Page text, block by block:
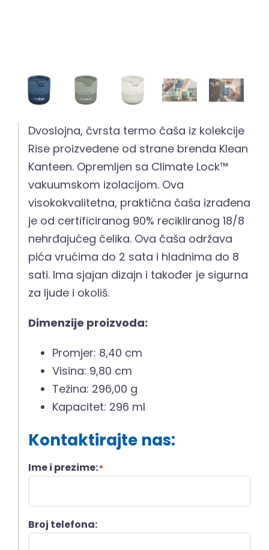
Dvoslojna, čvrsta termo čaša iz kolekcije
Rise proizvedene od strane brenda Klean
Kanteen. Opremljen sa Climate Lock™
vakuumskom izolacijom. Ova
visokokvalitetna, praktična čaša izrađena
je od certificiranog 90% recikliranog 18/8
nehrđajućeg čelika. Ova čaša održava
pića vrućima do 2 sata i hladnima do 8
sati. Ima sjajan dizajn i također je sigurna
za ljude i okoliš.
Dimenzije proizvoda:
Promjer: 8,40 cm
Visina: 9,80 cm
Težina: 296,00 g
Kapacitet: 296 ml
Kontaktirajte nas:
Ime i prezime:*
Broj telefona: